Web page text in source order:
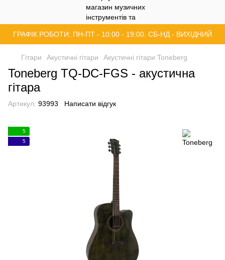
ГРАФІК РОБОТИ: ПН-ПТ - 10:00 - 19:00. СБ-НД - ВИХІДНИЙ
Гітари Акустичні гітари Акустичні гітари Toneberg
Toneberg TQ-DC-FGS - акустична
гітара
Артикул: 93993 Написати відгук
5
5